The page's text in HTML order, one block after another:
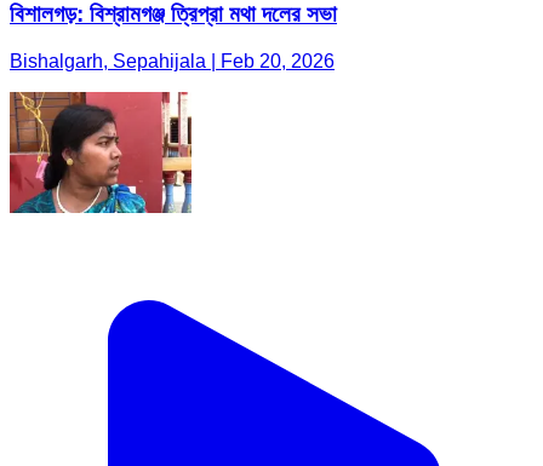
বিশালগড়: বিশ্রামগঞ্জ ত্রিপ্রা মথা দলের সভা
Bishalgarh, Sepahijala | Feb 20, 2026